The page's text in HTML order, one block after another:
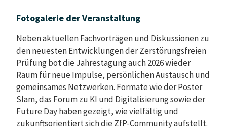
Fotogalerie der Veranstaltung
Neben aktuellen Fachvorträgen und Diskussionen zu
den neuesten Entwicklungen der Zerstörungsfreien
Prüfung bot die Jahrestagung auch 2026 wieder
Raum für neue Impulse, persönlichen Austausch und
gemeinsames Netzwerken. Formate wie der Poster
Slam, das Forum zu KI und Digitalisierung sowie der
Future Day haben gezeigt, wie vielfältig und
zukunftsorientiert sich die ZfP-Community aufstellt.